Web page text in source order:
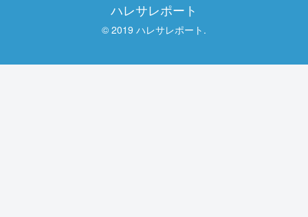
ハレサレポート
© 2019 ハレサレポート.